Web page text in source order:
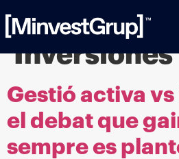
Categoria:
Inversiones
Gestió activa
el debat que
sempre es